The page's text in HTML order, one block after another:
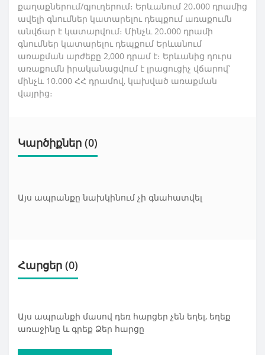
քաղաքներում/գյուղերում։ Երևանում 20․000 դրամից
ավելի գնումներ կատարելու դեպքում առաքումն
անվճար է կատարվում։ Մինչև 20․000 դրամի
գնումներ կատարելու դեպքում Երևանում
առաքման արժեքը 2,000 դրամ է։ Երևանից դուրս
առաքումն իրականացվում է լրացուցիչ վճարով՝
մինչև 10.000 ՀՀ դրամով, կախված առաքման
վայրից։
Կարծիքներ (0)
Այս ապրանքը նախկինում չի գնահատվել
Հարցեր (0)
Այս ապրանքի մասով դեռ հարցեր չեն եղել, եղեք
առաջինը և գրեք Ձեր հարցը